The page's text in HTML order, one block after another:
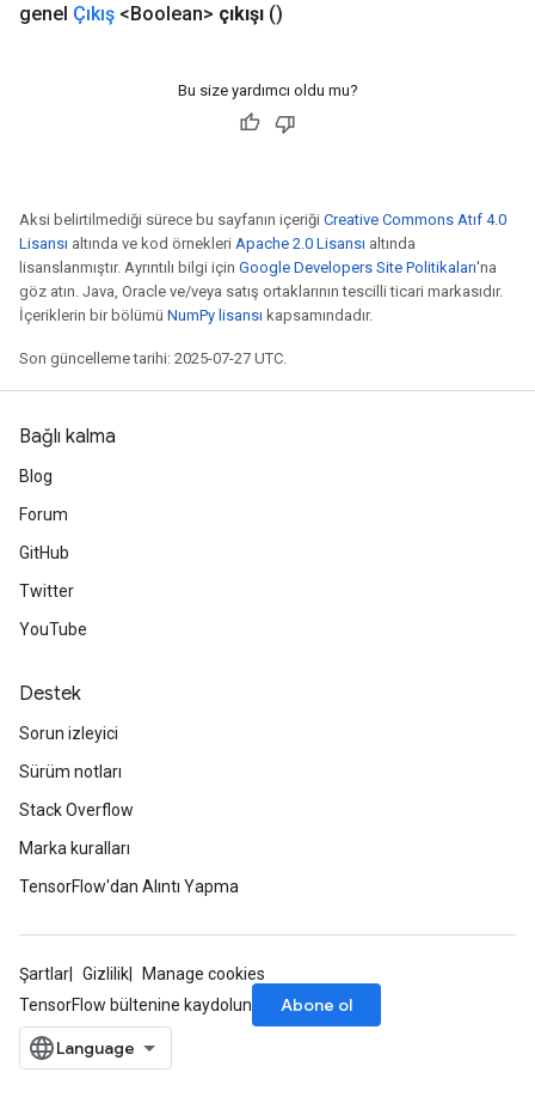
genel Çıkış <Boolean> çıkışı ()
Bu size yardımcı oldu mu?
Aksi belirtilmediği sürece bu sayfanın içeriği Creative Commons Atıf 4.0
Lisansı altında ve kod örnekleri Apache 2.0 Lisansı altında
lisanslanmıştır. Ayrıntılı bilgi için Google Developers Site Politikaları'na
göz atın. Java, Oracle ve/veya satış ortaklarının tescilli ticari markasıdır.
İçeriklerin bir bölümü NumPy lisansı kapsamındadır.
Son güncelleme tarihi: 2025-07-27 UTC.
Bağlı kalma
Blog
Forum
GitHub
Twitter
YouTube
Destek
Sorun izleyici
Sürüm notları
Stack Overflow
Marka kuralları
TensorFlow'dan Alıntı Yapma
Şartlar Gizlilik
Manage cookies
TensorFlow bültenine kaydolun
Abone ol